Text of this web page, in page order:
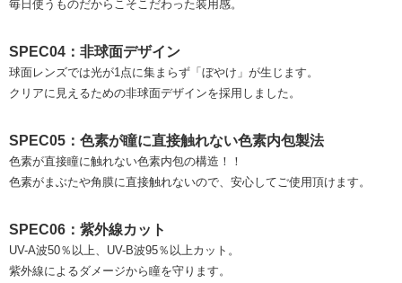
毎日使うものだからこそこだわった装用感。
SPEC04：非球面デザイン
球面レンズでは光が1点に集まらず「ぼやけ」が生じます。
クリアに見えるための非球面デザインを採用しました。
SPEC05：色素が瞳に直接触れない色素内包製法
色素が直接瞳に触れない色素内包の構造！！
色素がまぶたや角膜に直接触れないので、安心してご使用頂けます。
SPEC06：紫外線カット
UV-A波50％以上、UV-B波95％以上カット。
紫外線によるダメージから瞳を守ります。